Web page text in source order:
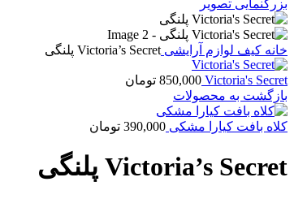
بزرگنمایی تصویر
خانه کیف لوازم آرایشی Victoria’s Secret پلنگی
Victoria's Secret
850,000 تومان
بازگشت به محصولات
کلاه بافت کیارا مشکی 390,000 تومان
Victoria’s Secret پلنگی